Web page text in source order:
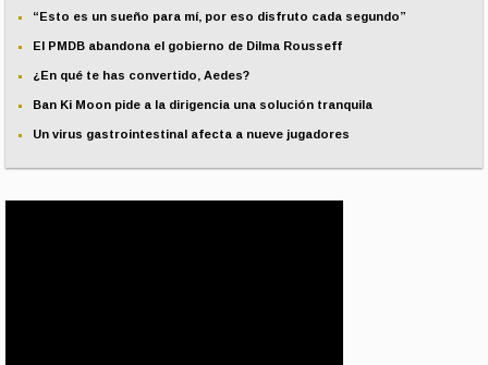
“Esto es un sueño para mí, por eso disfruto cada segundo”
El PMDB abandona el gobierno de Dilma Rousseff
¿En qué te has convertido, Aedes?
Ban Ki Moon pide a la dirigencia una solución tranquila
Un virus gastrointestinal afecta a nueve jugadores